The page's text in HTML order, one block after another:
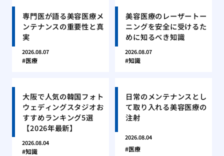
専門医が語る美容医療メ
ンテナンスの重要性と真
実
2026.08.07
医療
美容医療のレーザートー
ニングを安全に受けるた
めに知るべき知識
2026.08.07
知識
大阪で人気の韓国フォト
ウェディングスタジオお
すすめランキング5選
【2026年最新】
2026.08.04
知識
日常のメンテナンスとし
て取り入れる美容医療の
注射
2026.08.04
医療